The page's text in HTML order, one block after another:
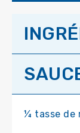
¼ tasse de